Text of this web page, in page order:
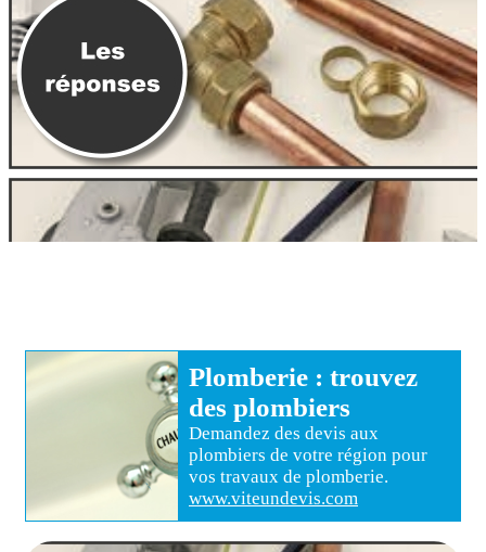
Plomberie : trouvez
des plombiers
Demandez des devis aux
plombiers de votre région pour
vos travaux de plomberie.
www.viteundevis.com